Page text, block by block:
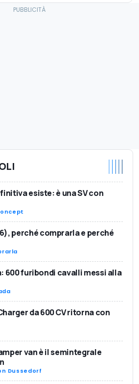
esiste: è una SV con
perché comprarla e perché
600 furibondi cavalli messi alla
da 600 CV ritorna con
van è il semintegrale
Dussedorf